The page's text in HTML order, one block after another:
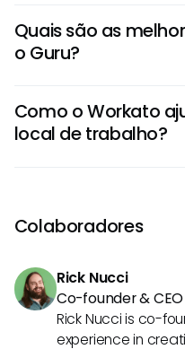
receita. Especifique o
realizadas
Quais são as
o Guru?
campos de dados com
testar a integração
Como o Workato
local de trabalho?
repetitivas e
de conectar sistemas
Colaboradores
Rick Nucci
Co-founder & CEO
Rick Nucci is co-
experience in